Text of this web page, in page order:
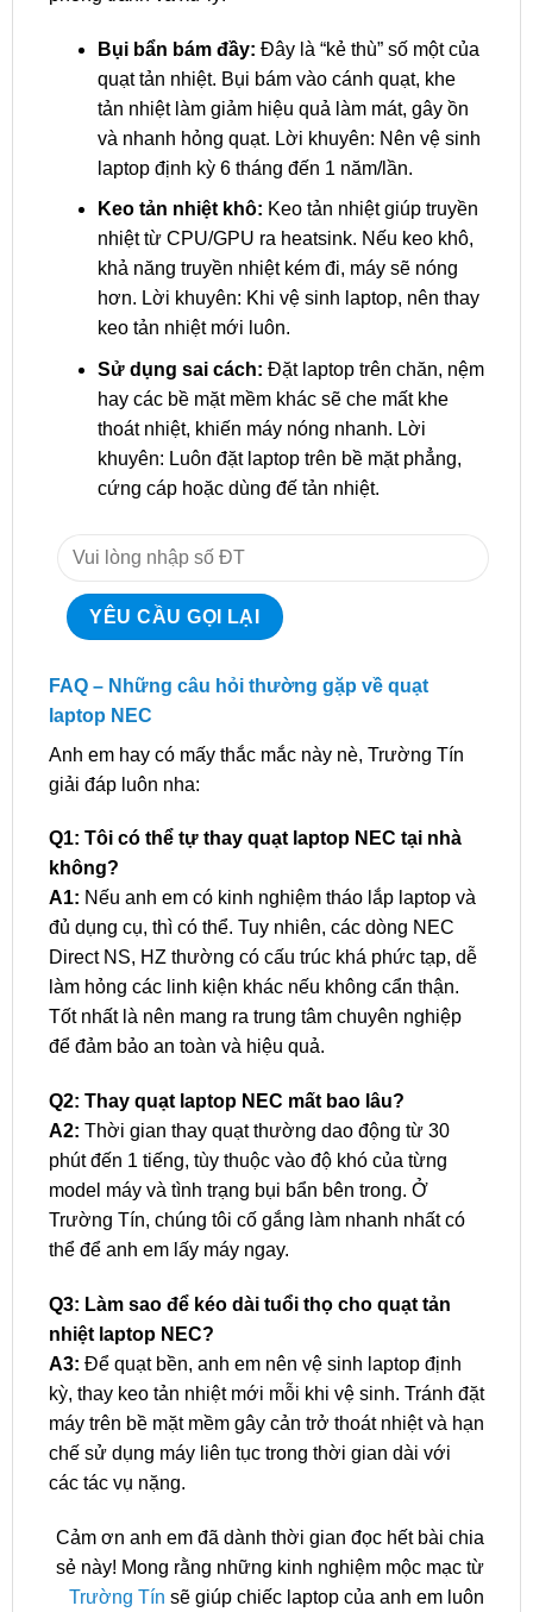
Bụi bẩn bám đầy: Đây là “kẻ thù” số một của
quạt tản nhiệt. Bụi bám vào cánh quạt, khe
tản nhiệt làm giảm hiệu quả làm mát, gây ồn
và nhanh hỏng quạt. Lời khuyên: Nên vệ sinh
laptop định kỳ 6 tháng đến 1 năm/lần.
Keo tản nhiệt khô: Keo tản nhiệt giúp truyền
nhiệt từ CPU/GPU ra heatsink. Nếu keo khô,
khả năng truyền nhiệt kém đi, máy sẽ nóng
hơn. Lời khuyên: Khi vệ sinh laptop, nên thay
keo tản nhiệt mới luôn.
Sử dụng sai cách: Đặt laptop trên chăn, nệm
hay các bề mặt mềm khác sẽ che mất khe
thoát nhiệt, khiến máy nóng nhanh. Lời
khuyên: Luôn đặt laptop trên bề mặt phẳng,
cứng cáp hoặc dùng đế tản nhiệt.
FAQ – Những câu hỏi thường gặp về quạt
laptop NEC
Anh em hay có mấy thắc mắc này nè, Trường Tín
giải đáp luôn nha:
Q1: Tôi có thể tự thay quạt laptop NEC tại nhà
không?
A1: Nếu anh em có kinh nghiệm tháo lắp laptop và
đủ dụng cụ, thì có thể. Tuy nhiên, các dòng NEC
Direct NS, HZ thường có cấu trúc khá phức tạp, dễ
làm hỏng các linh kiện khác nếu không cẩn thận.
Tốt nhất là nên mang ra trung tâm chuyên nghiệp
để đảm bảo an toàn và hiệu quả.
Q2: Thay quạt laptop NEC mất bao lâu?
A2: Thời gian thay quạt thường dao động từ 30
phút đến 1 tiếng, tùy thuộc vào độ khó của từng
model máy và tình trạng bụi bẩn bên trong. Ở
Trường Tín, chúng tôi cố gắng làm nhanh nhất có
thể để anh em lấy máy ngay.
Q3: Làm sao để kéo dài tuổi thọ cho quạt tản
nhiệt laptop NEC?
A3: Để quạt bền, anh em nên vệ sinh laptop định
kỳ, thay keo tản nhiệt mới mỗi khi vệ sinh. Tránh đặt
máy trên bề mặt mềm gây cản trở thoát nhiệt và hạn
chế sử dụng máy liên tục trong thời gian dài với
các tác vụ nặng.
Cảm ơn anh em đã dành thời gian đọc hết bài chia
sẻ này! Mong rằng những kinh nghiệm mộc mạc từ
Trường Tín sẽ giúp chiếc laptop của anh em luôn